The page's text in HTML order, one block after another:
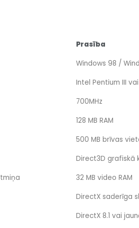
Prasība
Windows 98 /
Intel Pentium III
700MHz
128 MB RAM
500 MB brīvas
Direct3D grafiskā
32 MB video RAM
DirectX saderīga
DirectX 8.1 vai